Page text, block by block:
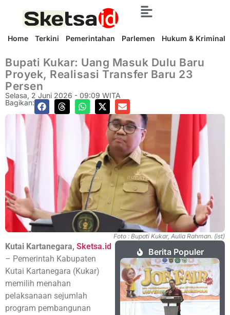
Home Terkini Pemerintahan Parlemen Hukum & Kriminal
Bupati Kukar: Uang Masuk Dulu Baru
Proyek, Realisasi Transfer Baru 23
Persen
Selasa, 2 Juni 2026 - 09:09 WITA
Bagikan:
Foto : Bupati Kukar, Aulia Rahman. (ist)
Kutai Kartanegara, Sketsa.id
– Pemerintah Kabupaten
Kutai Kartanegara (Kukar)
memilih menahan
pelaksanaan sejumlah
program pembangunan
Berita Populer